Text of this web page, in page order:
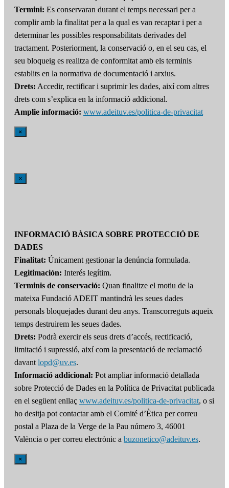
Termini: Es conservaran durant el temps necessari per a
complir amb la finalitat per a la qual es van recaptar i per a
determinar les possibles responsabilitats derivades del
tractament. Posteriorment, la conservació o, en el seu cas, el
seu bloqueig es realitza de conformitat amb els terminis
establits en la normativa de documentació i arxius.
Drets: Accedir, rectificar i suprimir les dades, així com altres
drets com s’explica en la informació addicional.
Amplie informació: www.adeituv.es/politica-de-privacitat
×
×
INFORMACIÓ BÀSICA SOBRE PROTECCIÓ DE
DADES
Finalitat: Únicament gestionar la denúncia formulada.
Legitimación: Interés legítim.
Terminis de conservació: Quan finalitze el motiu de la
mateixa Fundació ADEIT mantindrà les seues dades
personals bloquejades durant deu anys. Transcorreguts aqueix
temps destruirem les seues dades.
Drets: Podrà exercir els seus drets d’accés, rectificació,
limitació i supressió, així com la presentació de reclamació
davant lopd@uv.es.
Informació addicional: Pot ampliar informació detallada
sobre Protecció de Dades en la Política de Privacitat publicada
en el següent enllaç www.adeituv.es/politica-de-privacitat, o si
ho desitja pot contactar amb el Comité d’Ètica per correu
postal a Plaza de la Verge de la Pau número 3, 46001
València o per correu electrònic a buzonetico@adeituv.es.
×